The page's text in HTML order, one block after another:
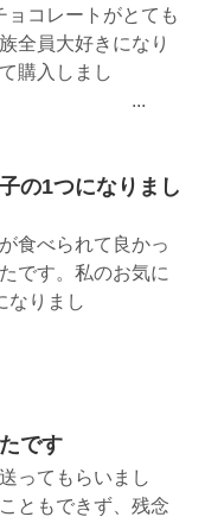
ョコレートがとても
全員大好きになり
購入しまし
...
の1つになりまし
食べられて良かっ
です。私のお気に
なりまし
です
ってもらいまし
ともできず、残念